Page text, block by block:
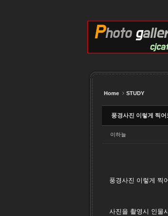
Home STUDY
풍경사진 이렇게 찍어
이하늘
풍경사진 이렇게 찍
사진을 촬영시 인물
Sketchbook5, 스케치북5
Sketchbook5, 스케치북5
Sketchbook5, 스케치북5
Sketchbook5, 스케치북5